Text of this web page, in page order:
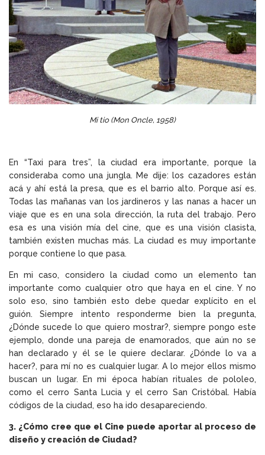
Mi tio (Mon Oncle, 1958)
En “Taxi para tres”, la ciudad era importante, porque la
consideraba como una jungla. Me dije: los cazadores están
acá y ahí está la presa, que es el barrio alto. Porque así es.
Todas las mañanas van los jardineros y las nanas a hacer un
viaje que es en una sola dirección, la ruta del trabajo. Pero
esa es una visión mía del cine, que es una visión clasista,
también existen muchas más. La ciudad es muy importante
porque contiene lo que pasa.
En mi caso, considero la ciudad como un elemento tan
importante como cualquier otro que haya en el cine. Y no
solo eso, sino también esto debe quedar explícito en el
guión. Siempre intento responderme bien la pregunta,
¿Dónde sucede lo que quiero mostrar?, siempre pongo este
ejemplo, donde una pareja de enamorados, que aún no se
han declarado y él se le quiere declarar. ¿Dónde lo va a
hacer?, para mí no es cualquier lugar. A lo mejor ellos mismo
buscan un lugar. En mi época habían rituales de pololeo,
como el cerro Santa Lucia y el cerro San Cristóbal. Había
códigos de la ciudad, eso ha ido desapareciendo.
3. ¿Cómo cree que el Cine puede aportar al proceso de
diseño y creación de Ciudad?